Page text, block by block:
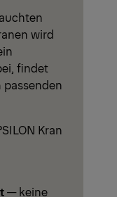
wird
findet
Kran
— keine